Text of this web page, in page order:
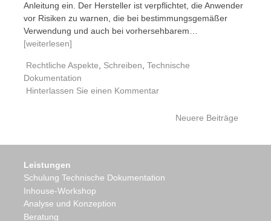
Anleitung ein. Der Hersteller ist verpflichtet, die Anwender
vor Risiken zu warnen, die bei bestimmungsgemäßer
Verwendung und auch bei vorhersehbarem…
[weiterlesen]
Rechtliche Aspekte Schreiben Technische
Dokumentation
Hinterlassen Sie einen Kommentar
Navigation
Neuere Beiträge
Leistungen
Schulung Technische Dokumentation
Inhouse-Workshop
Analyse und Konzeption
Beratung